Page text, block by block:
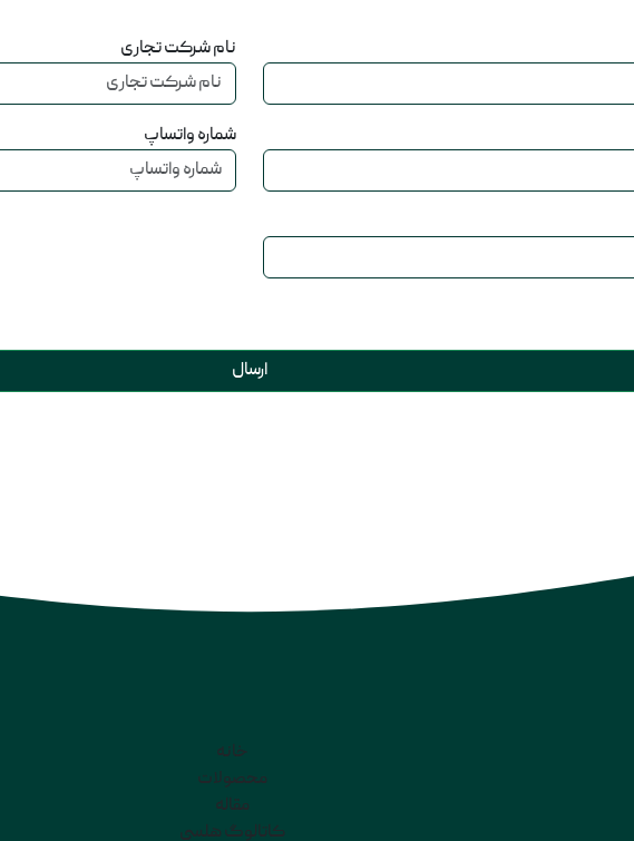
نام شرکت تجاری
شماره واتساپ
ارسال
خانه
محصولات
مقاله
کاتالوگ هلسی